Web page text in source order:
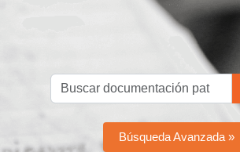
Búsqueda Avanzada »